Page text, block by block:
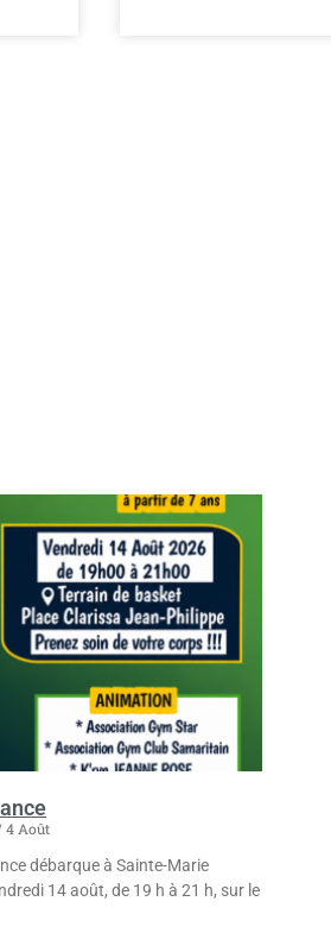
4 Août
débarque à Sainte-Marie
14 août, de 19 h à 21 h, sur le